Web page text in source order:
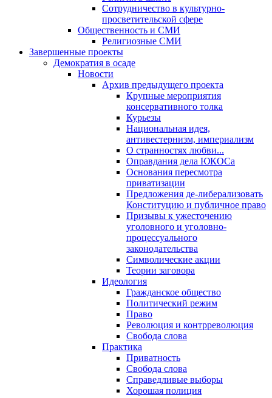
Сотрудничество в культурно-
просветительской сфере
Общественность и СМИ
Религиозные СМИ
Завершенные проекты
Демократия в осаде
Новости
Архив предыдущего проекта
Крупные мероприятия
консервативного толка
Курьезы
Национальная идея,
антивестернизм, империализм
О странностях любви...
Оправдания дела ЮКОСа
Основания пересмотра
приватизации
Предложения де-либерализовать
Конституцию и публичное право
Призывы к ужесточению
уголовного и уголовно-
процессуального
законодательства
Символические акции
Теории заговора
Идеология
Гражданское общество
Политический режим
Право
Революция и контрреволюция
Свобода слова
Практика
Приватность
Свобода слова
Справедливые выборы
Хорошая полиция